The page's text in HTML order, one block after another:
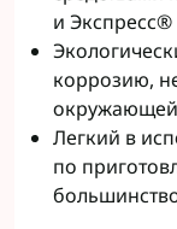
и Экспресс®
коррозию,
Легкий в
по